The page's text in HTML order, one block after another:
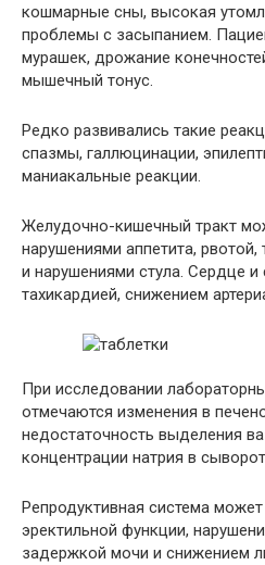
кошмарные сны, высокая
проблемы с засыпанием.
мурашек, дрожание
мышечный тонус.
Редко развивались такие
спазмы, галлюцинации,
маниакальные реакции.
Желудочно-кишечный тракт
нарушениями аппетита,
и нарушениями стула. Сердце
тахикардией, снижением
При исследовании
отмечаются изменения в
недостаточность выделения
концентрации натрия в
Репродуктивная система
эректильной функции,
задержкой мочи и снижением